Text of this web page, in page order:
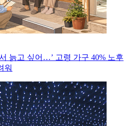
늙고 싶어…’ 고령 가구 40% 노후
워